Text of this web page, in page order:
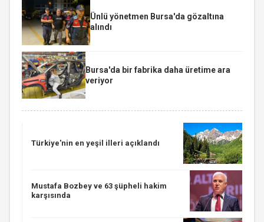
Ünlü yönetmen Bursa'da gözaltına
alındı
Bursa'da bir fabrika daha üretime ara
veriyor
Türkiye'nin en yeşil illeri açıklandı
Mustafa Bozbey ve 63 şüpheli hakim
karşısında